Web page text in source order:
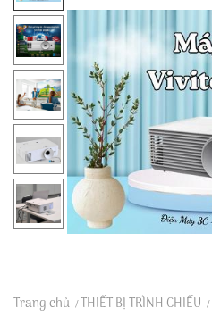
Trang chủ THIẾT BỊ TRÌNH CHIẾU